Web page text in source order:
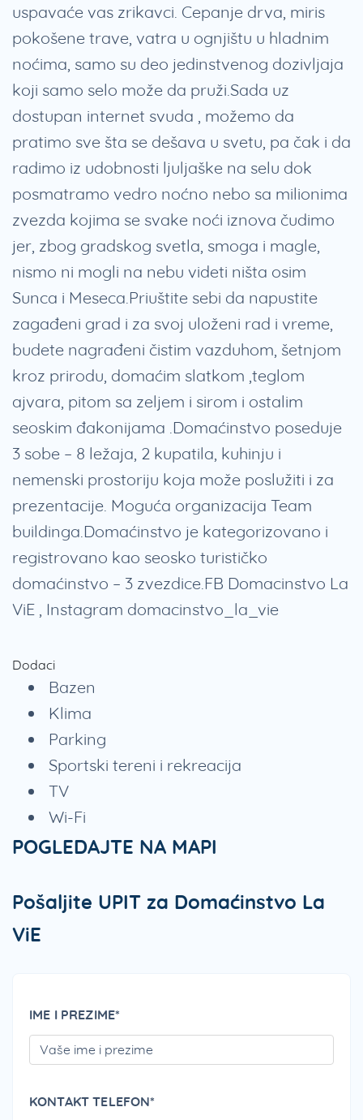
uspavaće vas zrikavci. Cepanje drva, miris
pokošene trave, vatra u ognjištu u hladnim
noćima, samo su deo jedinstvenog dozivljaja
koji samo selo može da pruži.Sada uz
dostupan internet svuda , možemo da
pratimo sve šta se dešava u svetu, pa čak i da
radimo iz udobnosti ljuljaške na selu dok
posmatramo vedro noćno nebo sa milionima
zvezda kojima se svake noći iznova čudimo
jer, zbog gradskog svetla, smoga i magle,
nismo ni mogli na nebu videti ništa osim
Sunca i Meseca.Priuštite sebi da napustite
zagađeni grad i za svoj uloženi rad i vreme,
budete nagrađeni čistim vazduhom, šetnjom
kroz prirodu, domaćim slatkom ,teglom
ajvara, pitom sa zeljem i sirom i ostalim
seoskim đakonijama .Domaćinstvo poseduje
3 sobe – 8 ležaja, 2 kupatila, kuhinju i
nemenski prostoriju koja može poslužiti i za
prezentacije. Moguća organizacija Team
buildinga.Domaćinstvo je kategorizovano i
registrovano kao seosko turističko
domaćinstvo – 3 zvezdice.FB Domacinstvo La
ViE , Instagram domacinstvo_la_vie
Dodaci
Bazen
Klima
Parking
Sportski tereni i rekreacija
TV
Wi-Fi
POGLEDAJTE NA MAPI
Pošaljite UPIT za Domaćinstvo La
ViE
IME I PREZIME*
KONTAKT TELEFON*